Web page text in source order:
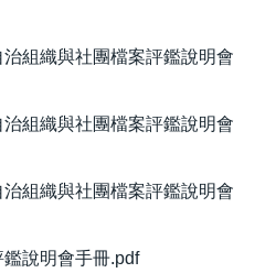
組織與社團檔案評鑑說明會
組織與社團檔案評鑑說明會
組織與社團檔案評鑑說明會
說明會手冊.pdf